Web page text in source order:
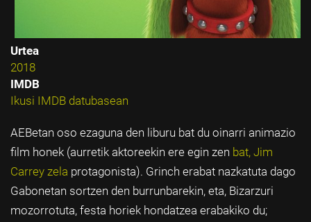
Urtea
2018
IMDB
Ikusi IMDB datubasean
AEBetan oso ezaguna den liburu bat du oinarri animazio
film honek (aurretik aktoreekin ere egin zen bat, Jim
Carrey zela protagonista). Grinch erabat nazkatuta dago
Gabonetan sortzen den burrunbarekin, eta, Bizarzuri
mozorrotuta, festa horiek hondatzea erabakiko du;